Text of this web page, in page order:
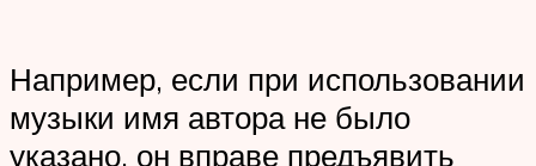
Например, если при использовании
музыки имя автора не было
указано, он вправе предъявить